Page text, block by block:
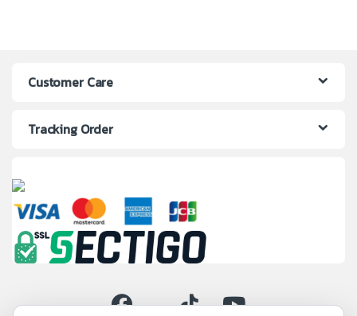
Customer Care
Tracking Order